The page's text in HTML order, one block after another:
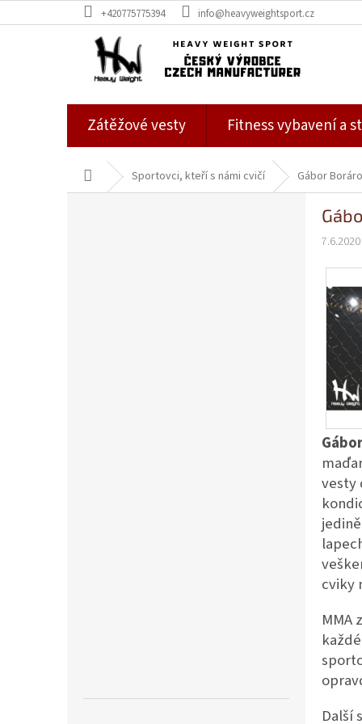
na
+420775775394 info@heavyweightsport.cz
Zátěžové vesty Fitness vybavení a
Domů Sportovci, kteří s námi cvičí Gábor
7.6.2020
vesty
cviky
MMA
Další